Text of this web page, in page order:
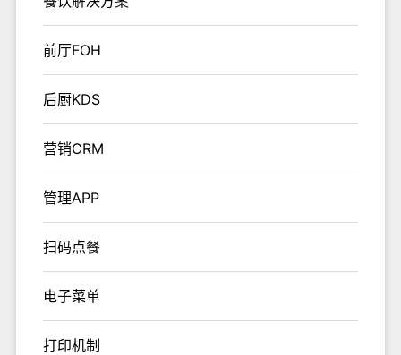
前厅FOH
后厨KDS
营销CRM
管理APP
扫码点餐
电子菜单
打印机制